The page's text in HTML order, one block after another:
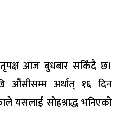
पितृपक्ष आज बुधबार सकिँदै छ।
औंसीसम्म अर्थात् १६ दिन
यसलाई सोह्रश्राद्ध भनिएको